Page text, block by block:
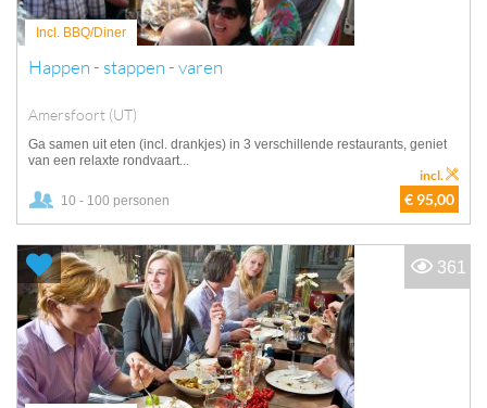
Incl. BBQ/Diner
Happen - stappen - varen
Amersfoort (UT)
Ga samen uit eten (incl. drankjes) in 3 verschillende restaurants, geniet
van een relaxte rondvaart...
10 - 100 personen € 95,00
incl.
361